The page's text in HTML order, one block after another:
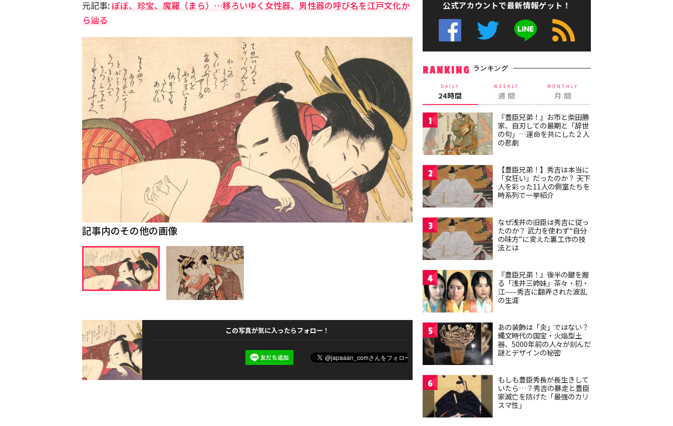
元記事: ぼぼ、珍宝、魔羅（まら）…移ろいゆく女性器、男性器の呼び名を江戸文化か
ら辿る
記事内のその他の画像
この写真が気に入ったらフォロー！
公式アカウントで最新情報ゲット！
RANKING ランキング
DAILY
24時間
WEEKLY
週 間
MONTHLY
月 間
1
『豊臣兄弟！』お市と柴田勝
家、自刃しての最期と「辞世
の句」…運命を共にした２人
の悲劇
2
【豊臣兄弟！】秀吉は本当に
「女狂い」だったのか？ 天下
人を彩った11人の側室たちを
時系列で一挙紹介
3
なぜ浅井の旧臣は秀吉に従っ
たのか？ 武力を使わず“自分
の味方”に変えた裏工作の技
法とは
4
『豊臣兄弟！』後半の鍵を握
る「浅井三姉妹」茶々・初・
江——秀吉に翻弄された波乱
の生涯
5
あの装飾は「炎」ではない？
縄文時代の国宝・火焔型土
器、5000年前の人々が刻んだ
謎とデザインの秘密
6
もしも豊臣秀長が長生きして
いたら…？秀吉の暴走と豊臣
家滅亡を防げた「最強のカリ
スマ性」